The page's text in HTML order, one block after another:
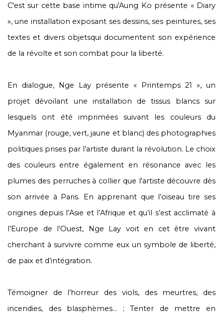
C'est sur cette base intime qu'Aung Ko présente « Diary
», une installation exposant ses dessins, ses peintures, ses
textes et divers objetsqui documentent son expérience
de la révolte et son combat pour la liberté.
En dialogue, Nge Lay présente « Printemps 21 », un
projet dévoilant une installation de tissus blancs sur
lesquels ont été imprimées suivant les couleurs du
Myanmar (rouge, vert, jaune et blanc) des photographies
politiques prises par l’artiste durant la révolution. Le choix
des couleurs entre également en résonance avec les
plumes des perruches à collier que l'artiste découvre dès
son arrivée à Paris. En apprenant que l’oiseau tire ses
origines depuis l’Asie et l’Afrique et qu’il s’est acclimaté à
l’Europe de l’Ouest, Nge Lay voit en cet être vivant
cherchant à survivre comme eux un symbole de liberté,
de paix et d’intégration.
Témoigner de l’horreur des viols, des meurtres, des
incendies, des blasphèmes... ; Tenter de mettre en